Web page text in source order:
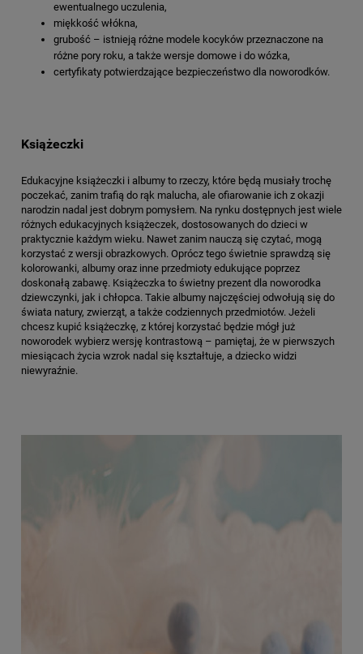
ewentualnego uczulenia,
miękkość włókna,
grubość – istnieją różne modele kocyków przeznaczone na
różne pory roku, a także wersje domowe i do wózka,
certyfikaty potwierdzające bezpieczeństwo dla noworodków.
Książeczki
Edukacyjne książeczki i albumy to rzeczy, które będą musiały trochę
poczekać, zanim trafią do rąk malucha, ale ofiarowanie ich z okazji
narodzin nadal jest dobrym pomysłem. Na rynku dostępnych jest wiele
różnych edukacyjnych książeczek, dostosowanych do dzieci w
praktycznie każdym wieku. Nawet zanim nauczą się czytać, mogą
korzystać z wersji obrazkowych. Oprócz tego świetnie sprawdzą się
kolorowanki, albumy oraz inne przedmioty edukujące poprzez
doskonałą zabawę. Książeczka to świetny prezent dla noworodka
dziewczynki, jak i chłopca. Takie albumy najczęściej odwołują się do
świata natury, zwierząt, a także codziennych przedmiotów. Jeżeli
chcesz kupić książeczkę, z której korzystać będzie mógł już
noworodek wybierz wersję kontrastową – pamiętaj, że w pierwszych
miesiącach życia wzrok nadal się kształtuje, a dziecko widzi
niewyraźnie.